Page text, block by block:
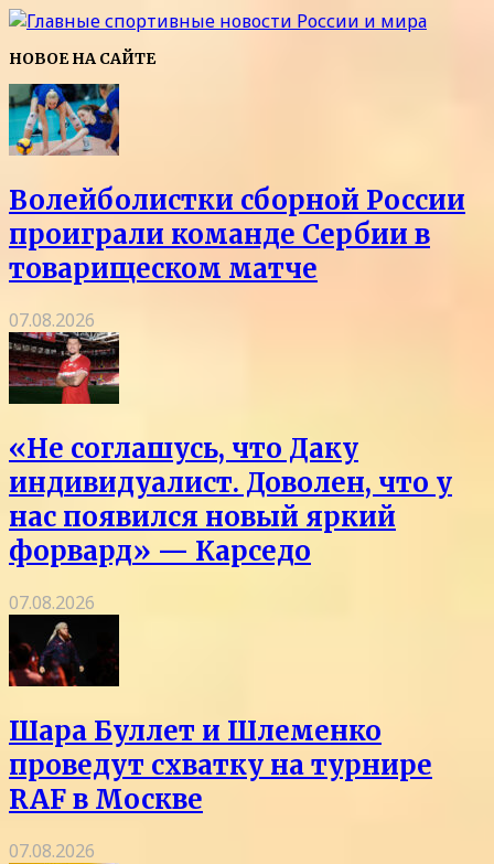
НОВОЕ НА САЙТЕ
Волейболистки сборной России
проиграли команде Сербии в
товарищеском матче
07.08.2026
«Не соглашусь, что Даку
индивидуалист. Доволен, что у
нас появился новый яркий
форвард» — Карседо
07.08.2026
Шара Буллет и Шлеменко
проведут схватку на турнире
RAF в Москве
07.08.2026